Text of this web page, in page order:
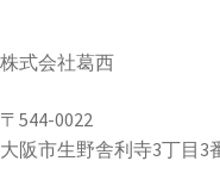
株式会社葛西
〒544-0022
大阪市生野舎利寺3丁目3